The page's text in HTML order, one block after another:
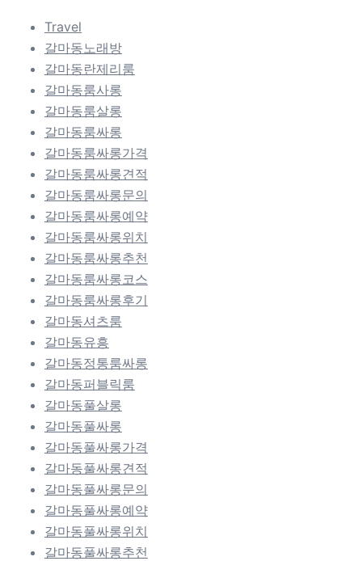
Travel
갈마동노래방
갈마동란제리룸
갈마동룸사롱
갈마동룸살롱
갈마동룸싸롱
갈마동룸싸롱가격
갈마동룸싸롱견적
갈마동룸싸롱문의
갈마동룸싸롱예약
갈마동룸싸롱위치
갈마동룸싸롱추천
갈마동룸싸롱코스
갈마동룸싸롱후기
갈마동셔츠룸
갈마동유흥
갈마동정통룸싸롱
갈마동퍼블릭룸
갈마동풀살롱
갈마동풀싸롱
갈마동풀싸롱가격
갈마동풀싸롱견적
갈마동풀싸롱문의
갈마동풀싸롱예약
갈마동풀싸롱위치
갈마동풀싸롱추천